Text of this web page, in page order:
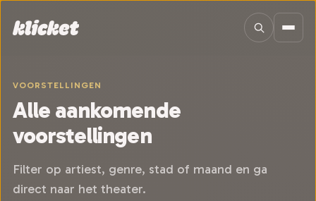
VOORSTELLINGEN
Alle aankomende
voorstellingen
Filter op artiest, genre, stad of maand en ga
direct naar het theater.